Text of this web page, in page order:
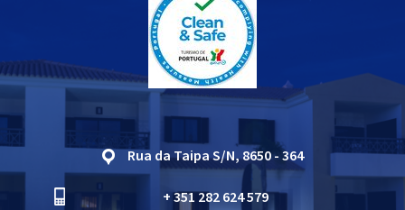
Rua da Taipa S/N, 8650 - 364
+ 351 282 624 579